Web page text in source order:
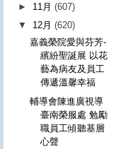
► 11月(607)
▼ 12月(620)
嘉義榮院愛與芬芳-
繽紛聖誕展 以花
藝為病友及員工
傳遞溫馨幸福
輔導會陳進廣視導
臺南榮服處 勉勵
職員工傾聽基層
心聲